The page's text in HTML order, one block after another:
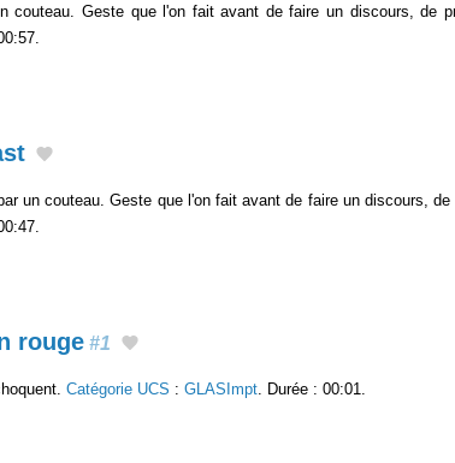
couteau. Geste que l'on fait avant de faire un discours, de
un couteau. Geste que l'on fait avant de faire un discours, de
rouge #1
Catégorie UCS : GLASImpt . Durée : 00:01.